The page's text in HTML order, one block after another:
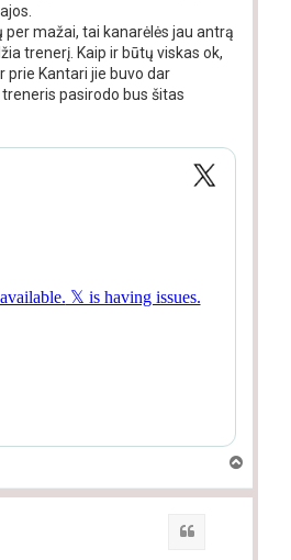
mažai, tai kanarėlės jau antrą
trenerį. Kaip ir būtų viskas ok,
prie Kantari jie buvo dar
pasirodo bus šitas
p